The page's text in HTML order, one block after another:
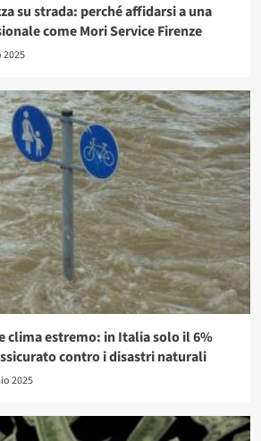
su strada: perché affidarsi a una
come Mori Service Firenze
2025
clima estremo: in Italia solo il 6%
contro i disastri naturali
2025